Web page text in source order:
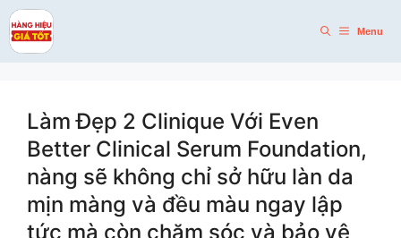
Skip
to
content
Menu
Làm Đẹp 2 Clinique Với Even
Better Clinical Serum Foundation,
nàng sẽ không chỉ sở hữu làn da
mịn màng và đều màu ngay lập
tức mà còn chăm sóc và bảo vệ